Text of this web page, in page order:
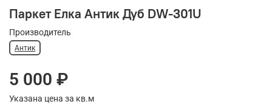
Паркет Елка Антик Дуб DW-301U
Производитель
Антик
5 000 ₽
Указана цена за кв.м